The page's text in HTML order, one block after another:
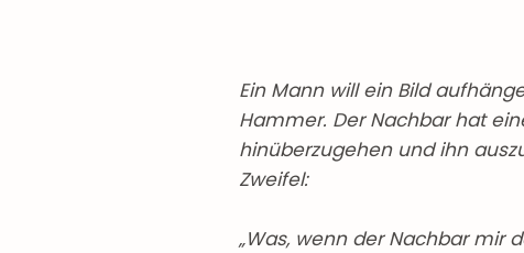
Ein Mann will ein Bild
Hammer. Der Nachbar hat
hinüberzugehen und ihn
Zweifel:
„Was, wenn der Nachbar mir